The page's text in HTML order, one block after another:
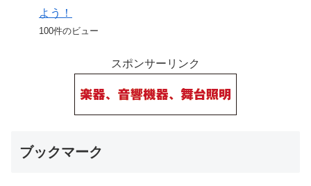
よう！
100件のビュー
スポンサーリンク
ブックマーク